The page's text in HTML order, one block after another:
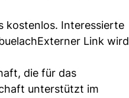
kostenlos. Interessierte
Link wird
die für das
unterstützt im